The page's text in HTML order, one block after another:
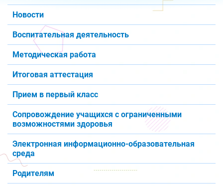
Новости
Воспитательная деятельность
Методическая работа
Итоговая аттестация
Прием в первый класс
Сопровождение учащихся с ограниченными
возможностями здоровья
Электронная информационно-образовательная
среда
Родителям